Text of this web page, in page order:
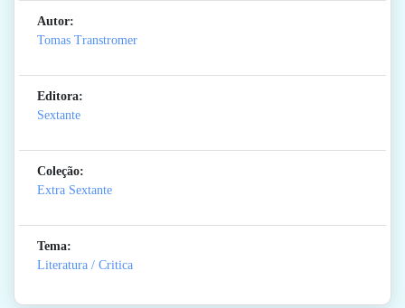
Autor:
Tomas Transtromer
Editora:
Sextante
Coleção:
Extra Sextante
Tema:
Literatura / Critica